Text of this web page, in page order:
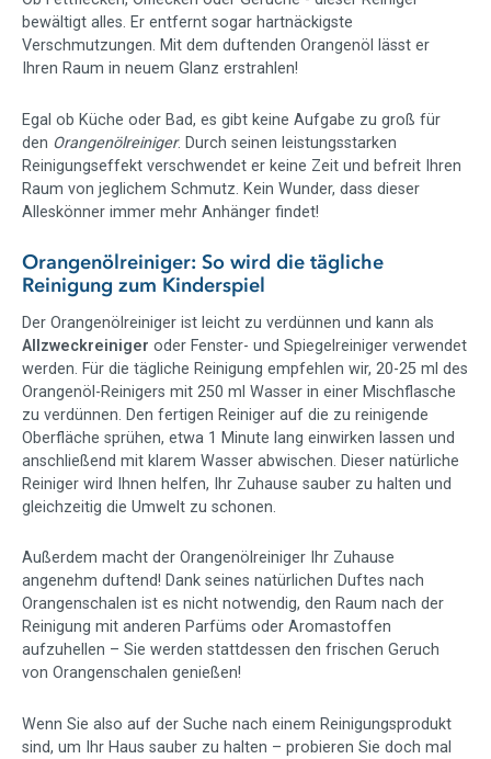
bewältigt alles. Er entfernt sogar hartnäckigste
Verschmutzungen. Mit dem duftenden Orangenöl lässt er
Ihren Raum in neuem Glanz erstrahlen!
Egal ob Küche oder Bad, es gibt keine Aufgabe zu groß für
den Orangenölreiniger. Durch seinen leistungsstarken
Reinigungseffekt verschwendet er keine Zeit und befreit Ihren
Raum von jeglichem Schmutz. Kein Wunder, dass dieser
Alleskönner immer mehr Anhänger findet!
Orangenölreiniger: So wird die tägliche
Reinigung zum Kinderspiel
Der Orangenölreiniger ist leicht zu verdünnen und kann als
Allzweckreiniger oder Fenster- und Spiegelreiniger verwendet
werden. Für die tägliche Reinigung empfehlen wir, 20-25 ml des
Orangenöl-Reinigers mit 250 ml Wasser in einer Mischflasche
zu verdünnen. Den fertigen Reiniger auf die zu reinigende
Oberfläche sprühen, etwa 1 Minute lang einwirken lassen und
anschließend mit klarem Wasser abwischen. Dieser natürliche
Reiniger wird Ihnen helfen, Ihr Zuhause sauber zu halten und
gleichzeitig die Umwelt zu schonen.
Außerdem macht der Orangenölreiniger Ihr Zuhause
angenehm duftend! Dank seines natürlichen Duftes nach
Orangenschalen ist es nicht notwendig, den Raum nach der
Reinigung mit anderen Parfüms oder Aromastoffen
aufzuhellen – Sie werden stattdessen den frischen Geruch
von Orangenschalen genießen!
Wenn Sie also auf der Suche nach einem Reinigungsprodukt
sind, um Ihr Haus sauber zu halten – probieren Sie doch mal